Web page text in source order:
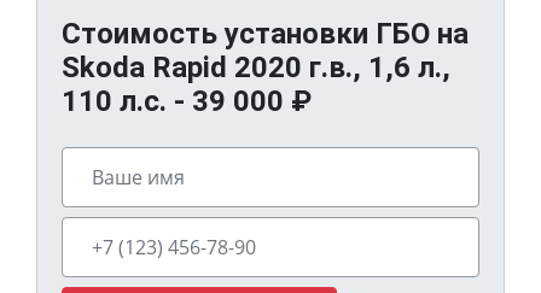
Стоимость установки ГБО на
Skoda Rapid 2020 г.в., 1,6 л.,
110 л.с. - 39 000 ₽